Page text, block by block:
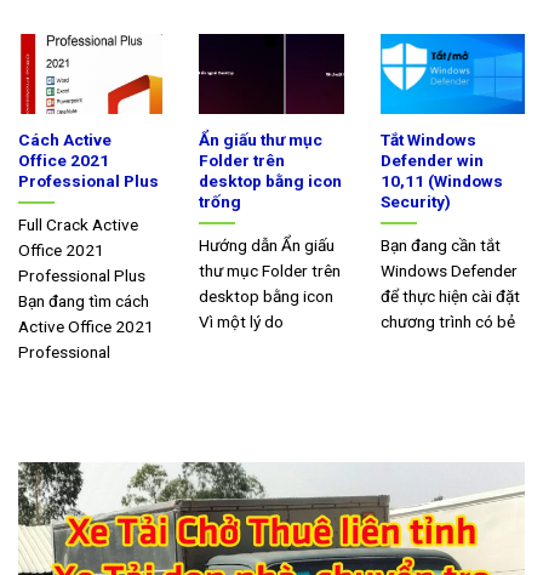
Cách Active
Office 2021
Professional Plus
Full Crack Active
Office 2021
Professional Plus
Bạn đang tìm cách
Active Office 2021
Professional
Ẩn giấu thư mục
Folder trên
desktop bằng icon
trống
Hướng dẫn Ẩn giấu
thư mục Folder trên
desktop bằng icon
Vì một lý do
Tắt Windows
Defender win
10,11 (Windows
Security)
Bạn đang cần tắt
Windows Defender
để thực hiện cài đặt
chương trình có bẻ